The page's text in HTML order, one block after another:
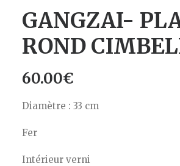
GANGZAI-
ROND
60.00€
Diamètre : 33 cm
Fer
Intérieur verni